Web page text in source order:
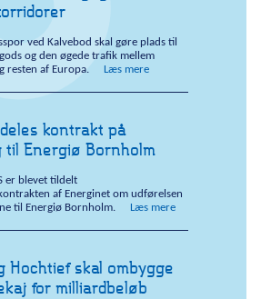
ved Kalvebod skal gøre plads til
og den øgede trafik mellem
resten af Europa.
Læs mere
kontrakt på
Energiø Bornholm
er blevet tildelt
af Energinet om udførelsen
til Energiø Bornholm.
Læs mere
Hochtief skal ombygge
for milliardbeløb